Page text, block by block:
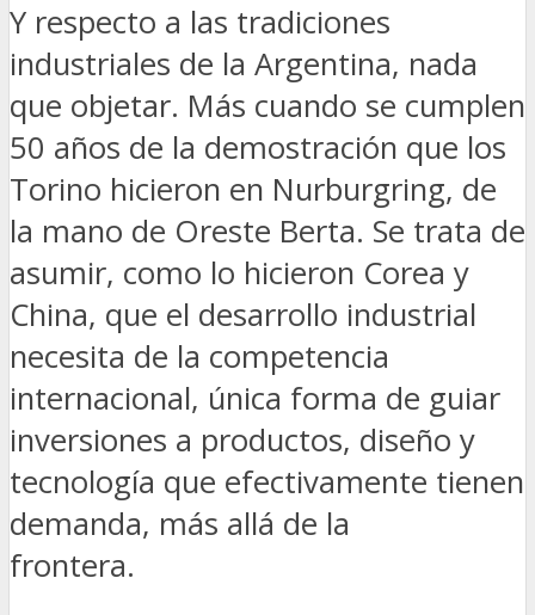
Y respecto a las tradiciones
industriales de la Argentina, nada
que objetar. Más cuando se cumplen
50 años de la demostración que los
Torino hicieron en Nurburgring, de
la mano de Oreste Berta. Se trata de
asumir, como lo hicieron Corea y
China, que el desarrollo industrial
necesita de la competencia
internacional, única forma de guiar
inversiones a productos, diseño y
tecnología que efectivamente tienen
demanda, más allá de la
frontera.